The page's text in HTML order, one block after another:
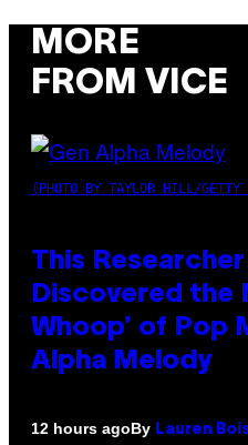
MORE
FROM VICE
(PHOTO BY TAYLOR HILL/GETTY
This
Discovered the
Whoop’ of Pop
Alpha Melody
12 hours agoBy Lauren